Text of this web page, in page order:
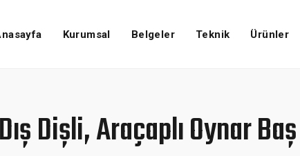
Kurumsal Belgeler Teknik Ürünler
Dişli, Araçaplı Oynar Baş